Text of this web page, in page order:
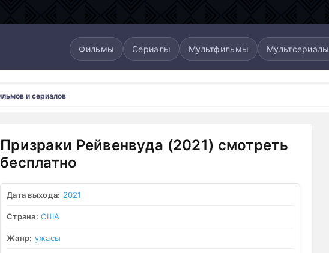
Фильмы Сериалы Мультфильмы Мультсериалы
Призраки Рейвенвуда (2021) смотреть
бесплатно
Дата выхода: 2021
Страна: США
Жанр: ужасы